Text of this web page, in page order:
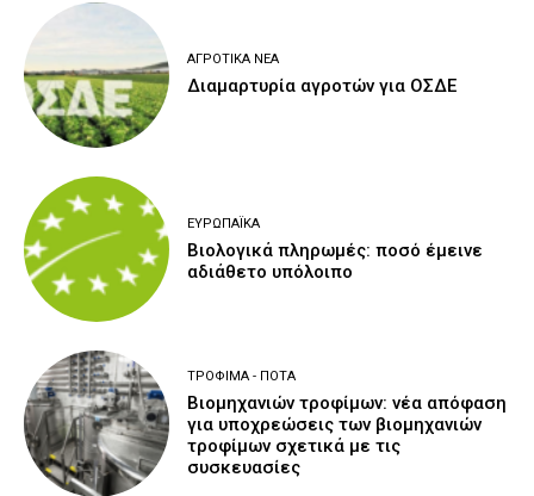
ΑΓΡΟΤΙΚΆ ΝΈΑ
Διαμαρτυρία αγροτών για ΟΣΔΕ
ΕΥΡΩΠΑΪΚΆ
Βιολογικά πληρωμές: ποσό έμεινε
αδιάθετο υπόλοιπο
ΤΡΌΦΙΜΑ - ΠΟΤΆ
Βιομηχανιών τροφίμων: νέα απόφαση
για υποχρεώσεις των βιομηχανιών
τροφίμων σχετικά με τις
συσκευασίες